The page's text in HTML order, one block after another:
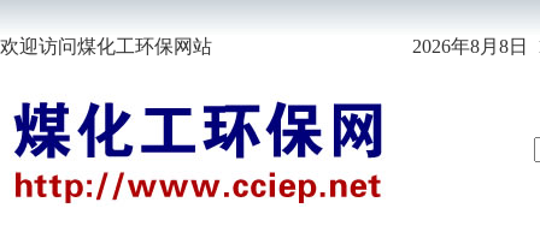
欢迎访问煤化工环保网站 2026年8月8日